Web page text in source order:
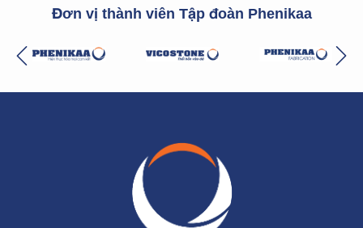
Đơn vị thành viên Tập đoàn Phenikaa